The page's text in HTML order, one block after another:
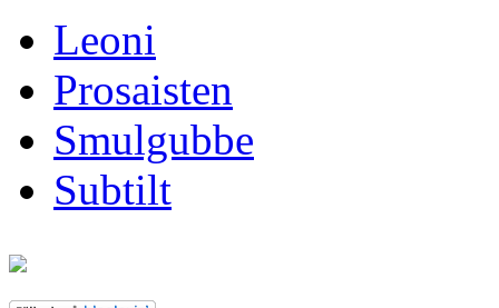
Leoni
Prosaisten
Smulgubbe
Subtilt